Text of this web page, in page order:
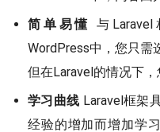
简单易懂
与
WordPress中，您只需
但在Laravel的情况下，
学习曲线 Laravel框架
经验的增加而增加学